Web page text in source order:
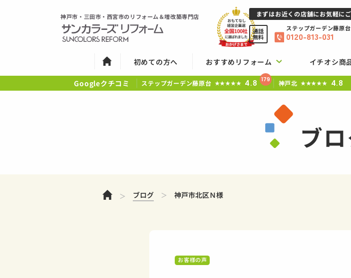
神戸市・三田市・西宮市のリフォーム＆増改築専門店
初めての方へ おすすめリフォーム イチオシ商
まずはお近くの店舗にお気軽に
通話
無料
ステップガーデン藤原
0120-813-031
Googleクチコミ ステップガーデン藤原台 ★★★★★ 4.8 179 神戸北 ★★★★★ 4.8
ブ
ホーム ブログ 神戸市北区Ｎ様
お客様の声